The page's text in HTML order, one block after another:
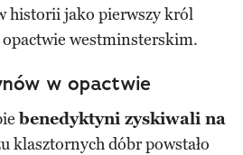
historii jako pierwszy król
westminsterskim.
w opactwie
benedyktyni zyskiwali na
klasztornych dóbr powstało